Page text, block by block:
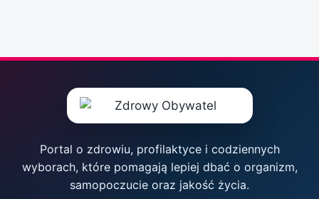
Portal o zdrowiu, profilaktyce i codziennych
wyborach, które pomagają lepiej dbać o organizm,
samopoczucie oraz jakość życia.